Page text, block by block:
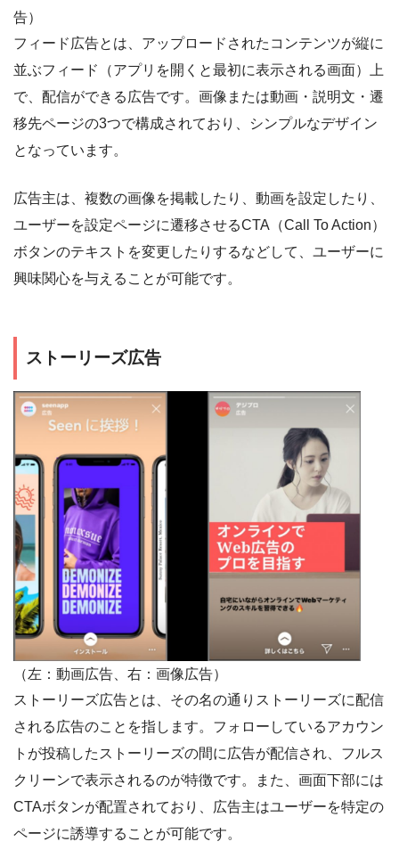
告）
フィード広告とは、アップロードされたコンテンツが縦に
並ぶフィード（アプリを開くと最初に表示される画面）上
で、配信ができる広告です。画像または動画・説明文・遷
移先ページの3つで構成されており、シンプルなデザイン
となっています。
広告主は、複数の画像を掲載したり、動画を設定したり、
ユーザーを設定ページに遷移させるCTA（Call To Action）
ボタンのテキストを変更したりするなどして、ユーザーに
興味関心を与えることが可能です。
ストーリーズ広告
（左：動画広告、右：画像広告）
ストーリーズ広告とは、その名の通りストーリーズに配信
される広告のことを指します。フォローしているアカウン
トが投稿したストーリーズの間に広告が配信され、フルス
クリーンで表示されるのが特徴です。また、画面下部には
CTAボタンが配置されており、広告主はユーザーを特定の
ページに誘導することが可能です。